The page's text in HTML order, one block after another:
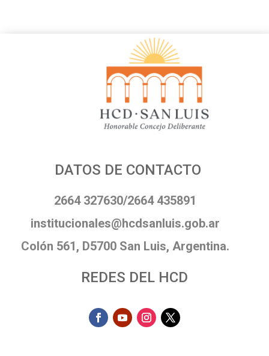
DATOS DE CONTACTO
2664 327630/2664 435891
institucionales@hcdsanluis.gob.ar
Colón 561, D5700 San Luis, Argentina.
REDES DEL HCD